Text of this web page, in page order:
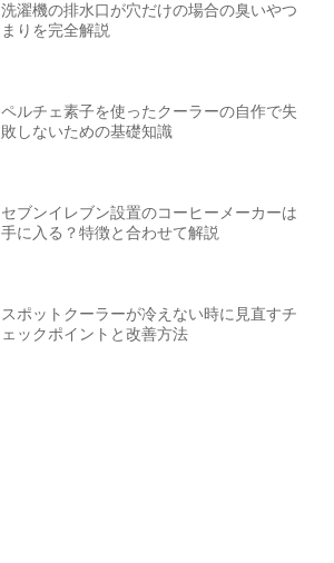
洗濯機の排水口が穴だけの場合の臭いやつ
まりを完全解説
ペルチェ素子を使ったクーラーの自作で失
敗しないための基礎知識
セブンイレブン設置のコーヒーメーカーは
手に入る？特徴と合わせて解説
スポットクーラーが冷えない時に見直すチ
ェックポイントと改善方法